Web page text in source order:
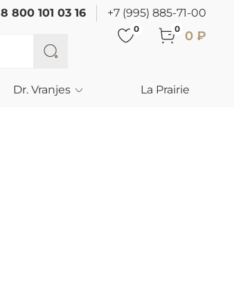
8 800 101 03 16 +7 (995) 885-71-00
0 0 0 ₽
Dr. Vranjes La Prairie